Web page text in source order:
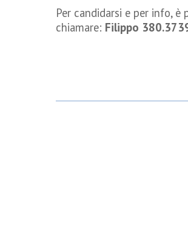
Per candidarsi e per info,
chiamare: Filippo